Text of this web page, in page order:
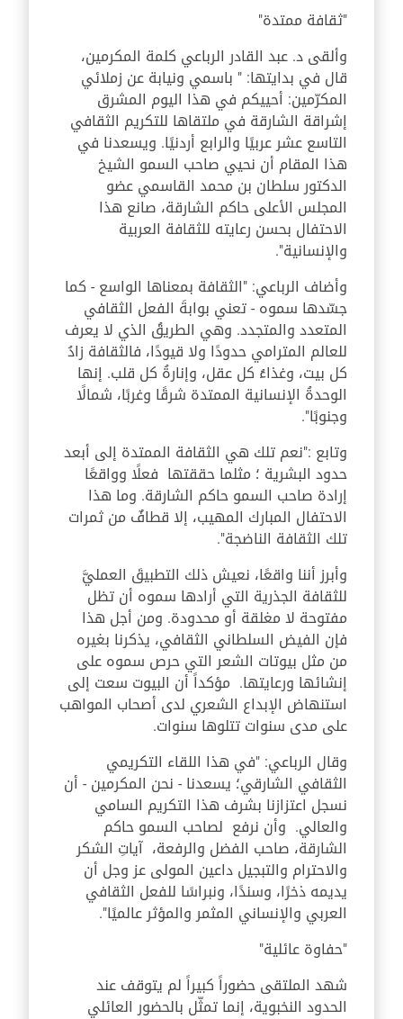
"ثقافة ممتدة"
وألقى د. عبد القادر الرباعي كلمة المكرمين،
قال في بدايتها: " باسمي ونيابة عن زملائي
المكرّمين: أحييكم في هذا اليوم المشرق
إشراقة الشارقة في ملتقاها للتكريم الثقافي
التاسع عشر عربيًا والرابع أردنيًا. ويسعدنا في
هذا المقام أن نحيي صاحب السمو الشيخ
الدكتور سلطان بن محمد القاسمي عضو
المجلس الأعلى حاكم الشارقة، صانع هذا
الاحتفال بحسن رعايته للثقافة العربية
والإنسانية".
وأضاف الرباعي: "الثقافة بمعناها الواسع - كما
جسّدها سموه - تعني بوابةَ الفعل الثقافي
المتعدد والمتجدد. وهي الطريقُ الذي لا يعرف
للعالم المترامي حدودًا ولا قيودًا، فالثقافة زادُ
كل بيت، وغذاءُ كل عقل، وإنارةُ كل قلب. إنها
الوحدةُ الإنسانية الممتدة شرقًا وغربًا، شمالًا
وجنوبًا".
وتابع :"نعم تلك هي الثقافة الممتدة إلى أبعد
حدود البشرية ؛ مثلما حققتها فعلًا وواقعًا
إرادة صاحب السمو حاكم الشارقة. وما هذا
الاحتفال المبارك المهيب، إلا قطافٌ من ثمرات
تلك الثقافة الناضجة".
وأبرز أننا واقعًا، نعيش ذلك التطبيقَ العمليَّ
للثقافة الجذرية التي أرادها سموه أن تظل
مفتوحة لا مغلقة أو محدودة. ومن أجل هذا
فإن الفيض السلطاني الثقافي، يذكرنا بغيره
من مثل بيوتات الشعر التي حرص سموه على
إنشائها ورعايتها. مؤكداً أن البيوت سعت إلى
استنهاض الإبداع الشعري لدى أصحاب المواهب
على مدى سنوات تتلوها سنوات.
وقال الرباعي: "في هذا اللقاء التكريمي
الثقافي الشارقي؛ يسعدنا - نحن المكرمين - أن
نسجل اعتزازنا بشرف هذا التكريم السامي
والعالي. وأن نرفع لصاحب السمو حاكم
الشارقة، صاحب الفضل والرفعة، آياتِ الشكر
والاحترام والتبجيل داعين المولى عز وجل أن
يديمه ذخرًا، وسندًا، ونبراسًا للفعل الثقافي
العربي والإنساني المثمر والمؤثر عالميًا".
"حفاوة عائلية"
شهد الملتقى حضوراً كبيراً لم يتوقف عند
الحدود النخبوية، إنما تمثّل بالحضور العائلي